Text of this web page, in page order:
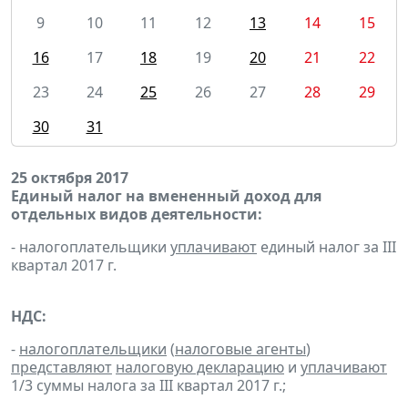
9
10 11 12 13 14
15
16
17 18 19 20 21
22
23
24 25 26 27 28
29
30
31
25 октября 2017
Единый налог на вмененный доход для
отдельных видов деятельности:
- налогоплательщики уплачивают единый налог за III
квартал 2017 г.
НДС:
- налогоплательщики (налоговые агенты)
представляют налоговую декларацию и уплачивают
1/3 суммы налога за III квартал 2017 г.;